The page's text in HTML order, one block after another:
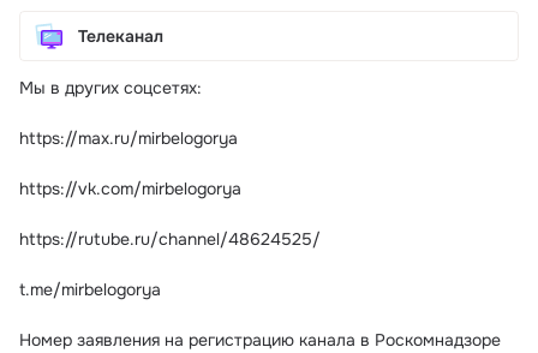
Телеканал
Мы в других соцсетях:
https://max.ru/mirbelogorya
https://vk.com/mirbelogorya
https://rutube.ru/channel/48624525/
t.me/mirbelogorya
Номер заявления на регистрацию канала в Роскомнадзоре